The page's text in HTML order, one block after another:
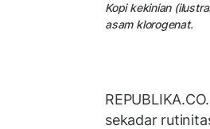
Kopi kekinian
asam klorogenat.
sekadar